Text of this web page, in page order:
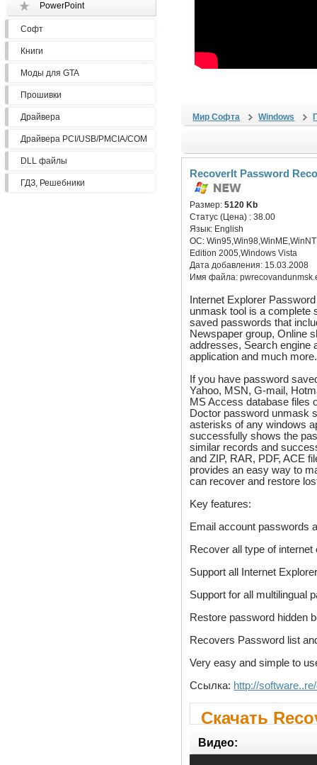
PowerPoint
Софт
Книги
Моды для GTA
Прошивки
Драйвера
Драйвера PCI/USB/PMCIA/COM
DLL файлы
ГДЗ, Решебники
Мир Софта Windows
RecoverIt Password
Размер:5120 Kb
Статус (Цена) :38.00
Язык: English
ОС:
Edition 2005,Windows Vista
Дата добавления: 15.03.2008
Имя файла:
Internet Explorer
unmask tool is a complete
saved passwords that
Newspaper group, Online
addresses, Search engine
application and much more.
If you have password
Yahoo, MSN, G-mail,
MS Access database files
Doctor password unmask
asterisks of any windows
successfully shows the
similar records and
and ZIP, RAR, PDF, ACE
provides an easy way to
can recover and restore
Key features:
Email account passwords
Recover all type of
Support all Internet
Support for all multilingual
Restore password hidden
Recovers Password list
Very easy and simple to
Ссылка: http://
Скачать
Видео: